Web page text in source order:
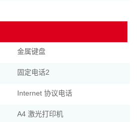
金属键盘
固定电话2
Internet 协议电话
A4 激光打印机